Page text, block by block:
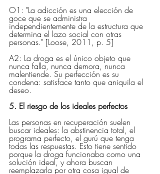
O1: "La adicción es una elección de
goce que se administra
independientemente de la estructura que
determina el lazo social con otras
personas." [Loose, 2011, p. 5]
A2: La droga es el único objeto que
nunca falla, nunca demora, nunca
malentiende. Su perfección es su
condena: satisface tanto que aniquila el
deseo.
5. El riesgo de los ideales perfectos
Las personas en recuperación suelen
buscar ideales: la abstinencia total, el
programa perfecto, el gurú que tenga
todas las respuestas. Esto tiene sentido
porque la droga funcionaba como una
solución ideal, y ahora buscan
reemplazarla por otra cosa igual de